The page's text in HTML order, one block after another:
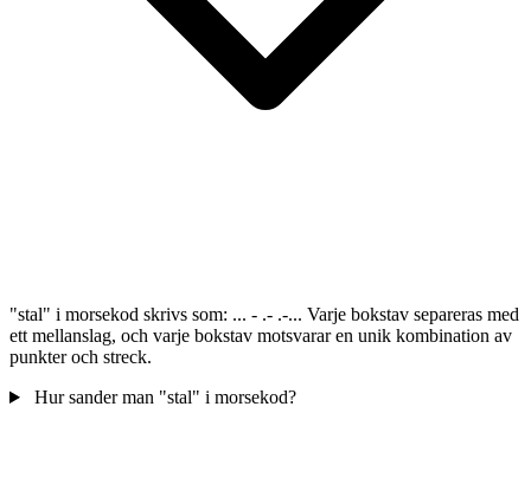
"stal" i morsekod skrivs som: ... - .- .-... Varje bokstav separeras med
ett mellanslag, och varje bokstav motsvarar en unik kombination av
punkter och streck.
Hur sander man "stal" i morsekod?